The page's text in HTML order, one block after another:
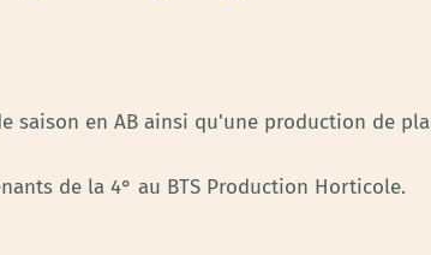
saison en AB ainsi qu'une production de
de la 4° au BTS Production Horticole.